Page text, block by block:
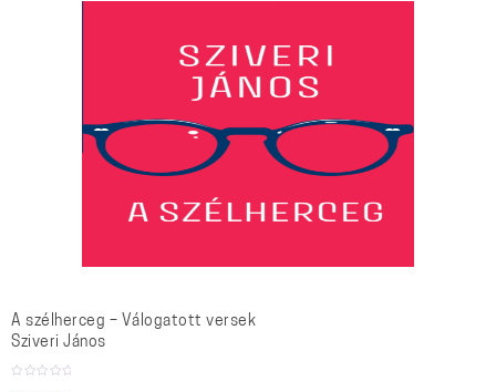
A szélherceg – Válogatott versek
Sziveri János